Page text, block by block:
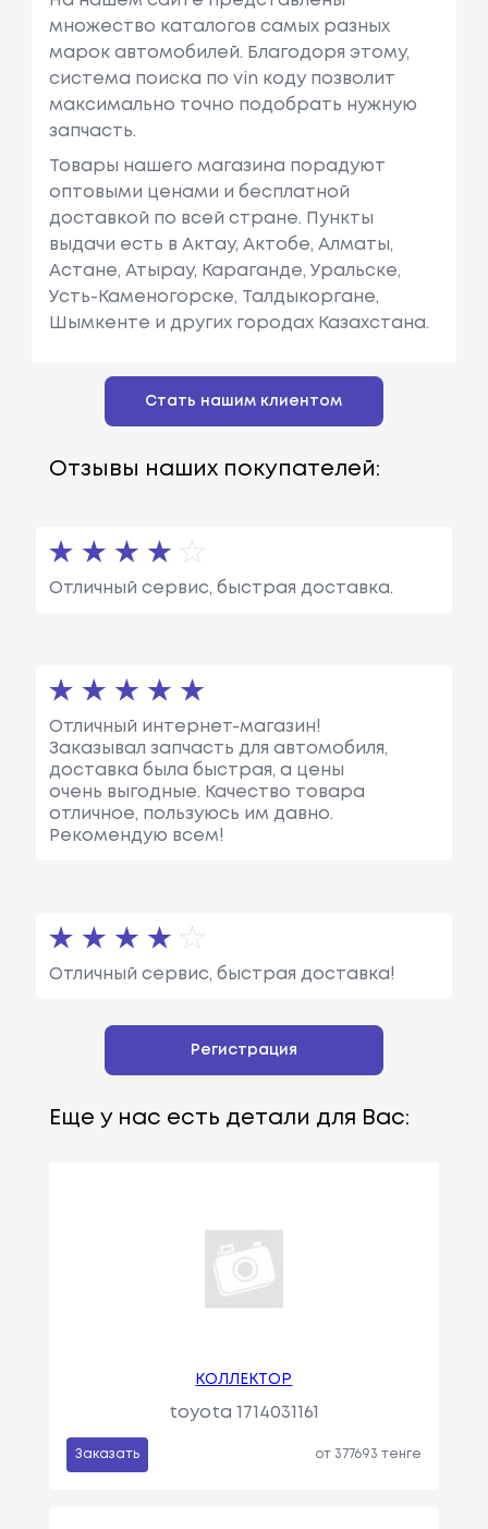
множество каталогов самых разных
марок автомобилей. Благодоря этому,
система поиска по vin коду позволит
максимально точно подобрать нужную
запчасть.
Товары нашего магазина порадуют
оптовыми ценами и бесплатной
доставкой по всей стране. Пункты
выдачи есть в Актау, Актобе, Алматы,
Астане, Атырау, Караганде, Уральске,
Усть-Каменогорске, Талдыкоргане,
Шымкенте и других городах Казахстана.
Стать нашим клиентом
Отзывы наших покупателей:
Отличный сервис, быстрая доставка.
Отличный интернет-магазин!
Заказывал запчасть для автомобиля,
доставка была быстрая, а цены
очень выгодные. Качество товара
отличное, пользуюсь им давно.
Рекомендую всем!
Отличный сервис, быстрая доставка!
Регистрация
Еще у нас есть детали для Вас:
КОЛЛЕКТОР
toyota 1714031161
Заказать от 377693 тенге